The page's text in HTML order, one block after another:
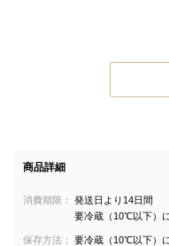
商品詳細
消費期限：
発送日より14日間
要冷蔵（10℃以下）に
保存方法： 要冷蔵（10℃以下）